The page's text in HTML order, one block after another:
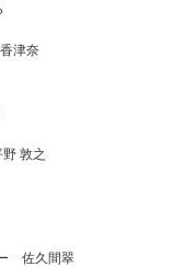
津奈
敦之
佐久間翠